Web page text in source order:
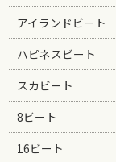
アイランドビート
ハピネスビート
スカビート
8ビート
16ビート